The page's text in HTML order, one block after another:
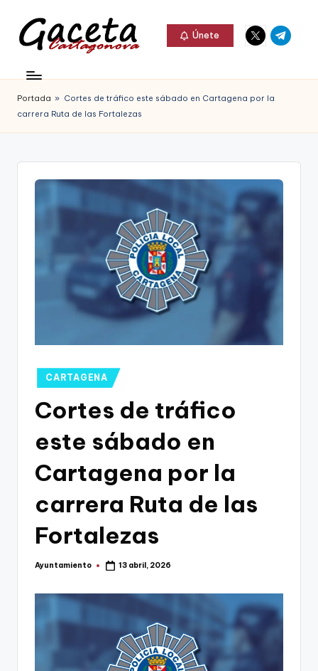
Saltar
contenido
c
e
t
Gaceta
Cartagonova,
La
que
Cartagena,
Cartagena,
Únete
Elemento
del
Elemento
del
Portada » Cortes de tráfico este sábado en Cartagena por la
carrera Ruta de las Fortalezas
Publicado
en
CARTAGENA
Cortes de tráfico
este sábado en
Cartagena por la
carrera Ruta de las
Fortalezas
Publicado
Ayuntamiento 13 abril, 2026